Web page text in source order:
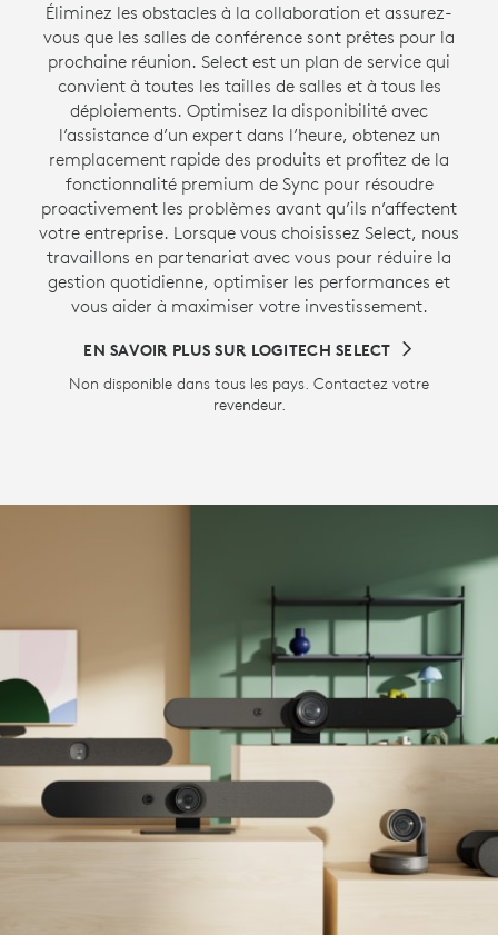
Éliminez les obstacles à la collaboration et assurez-
vous que les salles de conférence sont prêtes pour la
prochaine réunion. Select est un plan de service qui
convient à toutes les tailles de salles et à tous les
déploiements. Optimisez la disponibilité avec
l’assistance d’un expert dans l’heure, obtenez un
remplacement rapide des produits et profitez de la
fonctionnalité premium de Sync pour résoudre
proactivement les problèmes avant qu’ils n’affectent
votre entreprise. Lorsque vous choisissez Select, nous
travaillons en partenariat avec vous pour réduire la
gestion quotidienne, optimiser les performances et
vous aider à maximiser votre investissement.
EN SAVOIR PLUS SUR LOGITECH SELECT
Non disponible dans tous les pays. Contactez votre
revendeur.